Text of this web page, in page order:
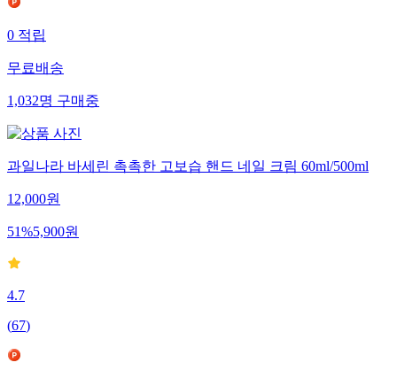
0적립
무료배송
1,032명구매중
과일나라 바세린 촉촉한 고보습 핸드 네일 크림 60ml/500ml
12,000원
51%5,900원
4.7
(67)